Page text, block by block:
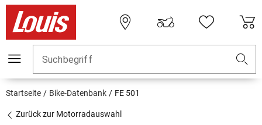
Suchbegriff
Startseite Bike-Datenbank FE 501
Zurück zur Motorradauswahl